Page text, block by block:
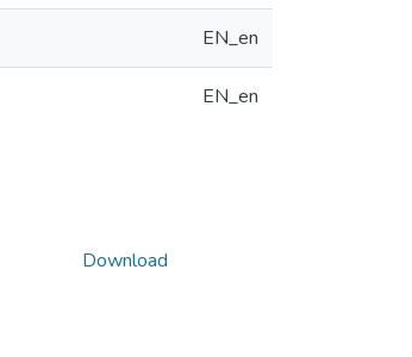
EN_en
EN_en
Download